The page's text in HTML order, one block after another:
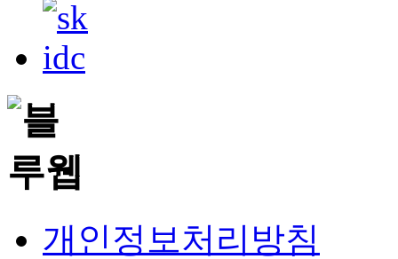
개인정보처리방침